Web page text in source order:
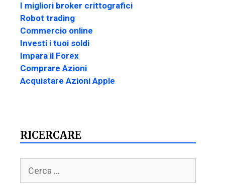
I migliori broker crittografici
Robot trading
Commercio online
Investi i tuoi soldi
Impara il Forex
Comprare Azioni
Acquistare Azioni Apple
RICERCARE